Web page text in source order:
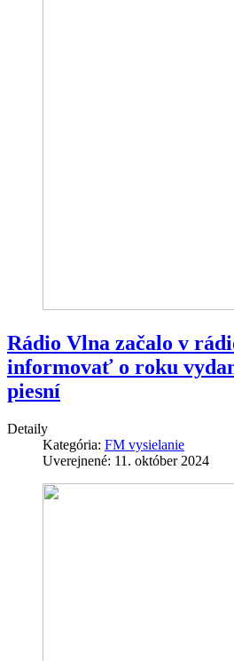
Rádio Vlna začalo v
informovať o roku
piesní
Detaily
Kategória: FM vysielanie
Uverejnené: 11. október 2024